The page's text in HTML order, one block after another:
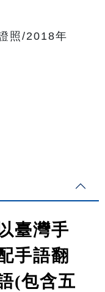
照/2018年
臺灣手
手語翻
(包含五